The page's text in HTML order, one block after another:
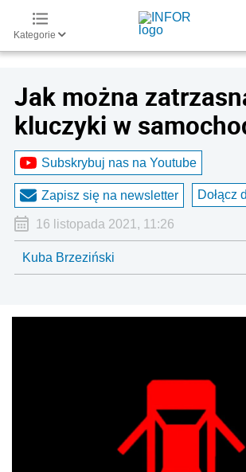
Kategorie
Jak można
kluczyki w
Subskrybuj nas na Youtube
Zapisz się na newsletter Dołącz
16 listopada 2021, 11:26
Kuba Brzeziński